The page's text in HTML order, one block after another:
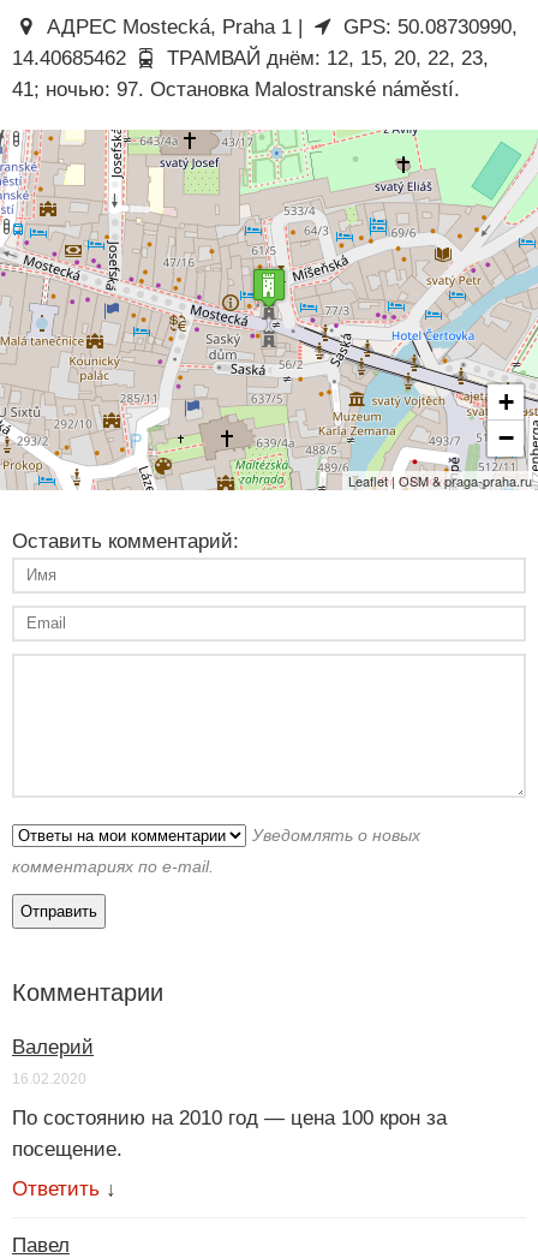
АДРЕС Mostecká, Praha 1 |
GPS: 50.08730990,
14.40685462
ТРАМВАЙ днём: 12, 15, 20, 22, 23,
41; ночью: 97. Остановка Malostranské náměstí.
+
−
Leaflet | OSM & praga-praha.ru
Оставить комментарий:
Уведомлять о новых
комментариях по e-mail.
Комментарии
Валерий
16.02.2020
По состоянию на 2010 год — цена 100 крон за
посещение.
Ответить ↓
Павел